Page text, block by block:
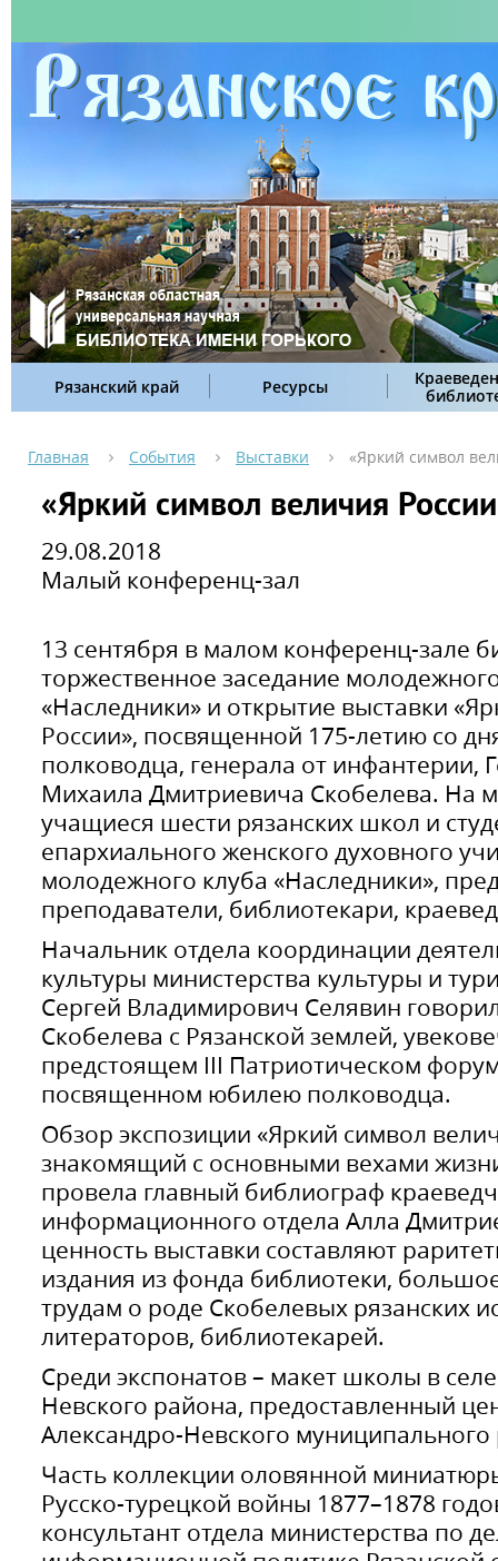
Рязанский край Ресурсы
Главная События Выставки «Яркий символ
«Яркий символ величия
29.08.2018
Малый конференц-зал
13 сентября в малом конференц-зале
торжественное заседание
«Наследники» и открытие выставки
России», посвященной 175-летию со
полководца, генерала от инфантерии,
Михаила Дмитриевича Скобелева. На
учащиеся шести рязанских школ и
епархиального женского духовного
молодежного клуба «Наследники»,
преподаватели, библиотекари,
Начальник отдела координации
культуры министерства культуры и
Сергей Владимирович Селявин
Скобелева с Рязанской землей,
предстоящем III Патриотическом
посвященном юбилею полководца.
Обзор экспозиции «Яркий символ
знакомящий с основными вехами
провела главный библиограф
информационного отдела Алла
ценность выставки составляют
издания из фонда библиотеки,
трудам о роде Скобелевых рязанских
литераторов, библиотекарей.
Среди экспонатов – макет школы в
Невского района, предоставленный
Александро-Невского
Часть коллекции оловянной
Русско-турецкой войны 1877–1878
консультант отдела министерства по